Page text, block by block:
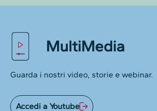
MultiMedia
Guarda i nostri video, storie e webinar.
Accedi a Youtube